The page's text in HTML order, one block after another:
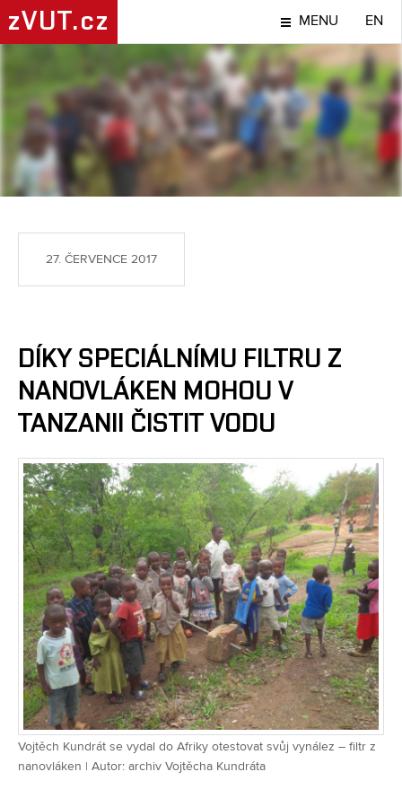
zVUT.cz MENU EN
NÁPADY A OBJEVY
27. ČERVENCE 2017
DÍKY SPECIÁLNÍMU FILTRU Z
NANOVLÁKEN MOHOU V
TANZANII ČISTIT VODU
Vojtěch Kundrát se vydal do Afriky otestovat svůj vynález – filtr z
nanovláken | Autor: archiv Vojtěcha Kundráta